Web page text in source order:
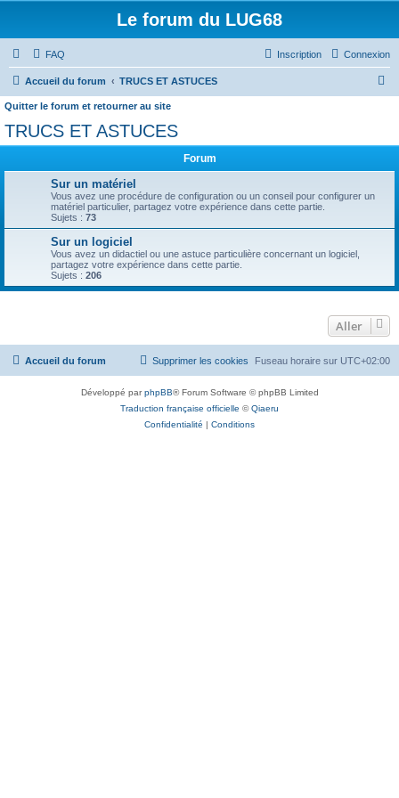
Le forum du LUG68
FAQ Connexion
Inscription
Accueil du forum TRUCS ET ASTUCES
h
h
Quitter le forum et retourner au site
TRUCS ET ASTUCES
Forum
Sur un matériel
Vous avez une procédure de configuration ou un conseil pour configurer un
matériel particulier, partagez votre expérience dans cette partie.
Sujets : 73
Sur un logiciel
Vous avez un didactiel ou une astuce particulière concernant un logiciel,
partagez votre expérience dans cette partie.
Sujets : 206
Aller
Accueil du forum Fuseau horaire sur UTC+02:00
Supprimer les cookies
Développé parphpBB® Forum Software © phpBB Limited
Traduction française officielle ©Qiaeru
Confidentialité | Conditions